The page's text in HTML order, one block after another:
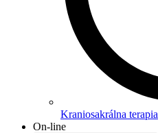
Kraniosakrálna terapia
On-line